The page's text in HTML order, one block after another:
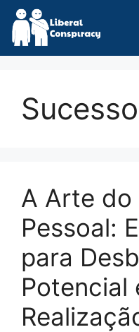
Skip
content
A Arte do
Pessoal:
para
Potencial